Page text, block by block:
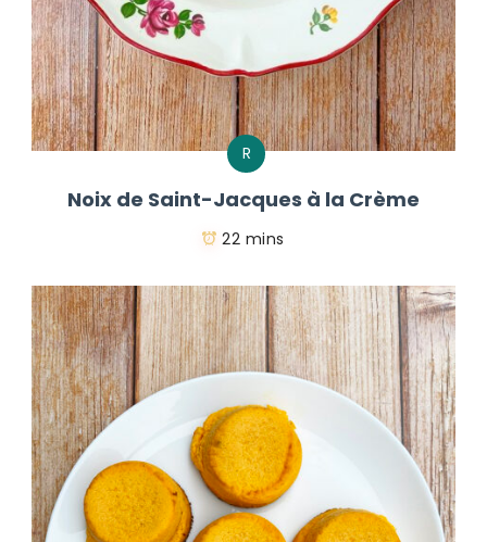
R
Noix de Saint-Jacques à la Crème
22 mins